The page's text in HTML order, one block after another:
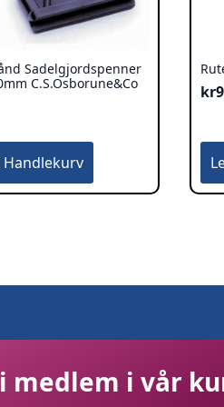
Sadelgjordspenner
C.S.Osborune&Co
Handlekurv
kr
medlem i vår